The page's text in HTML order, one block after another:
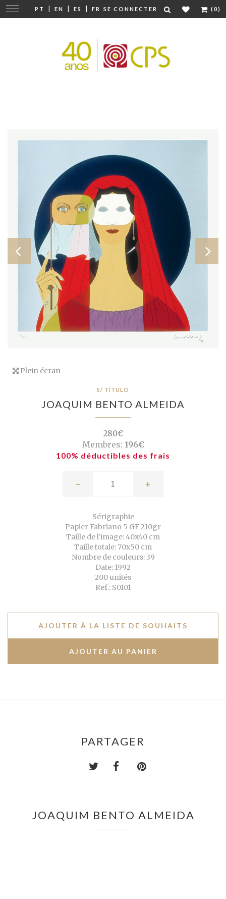
PT | EN | ES | FR SE CONNECTER (0)
Modifier
la
Plein écran
S/ TÍTULO
JOAQUIM BENTO ALMEIDA
280€
Membres: 196€
100% déductibles des frais
- +
Sérigraphie
Papier Fabriano 5 GF 210gr
Taille de l'image: 40x40 cm
Taille totale: 70x50 cm
Nombre de couleurs: 39
Date: 1992
200 unités
Ref.: S0101
AJOUTER À LA LISTE DE SOUHAITS
PARTAGER
JOAQUIM BENTO ALMEIDA